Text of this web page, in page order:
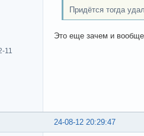
11
Придётся тогда
Это еще зачем и
24-08-12 20:29:47